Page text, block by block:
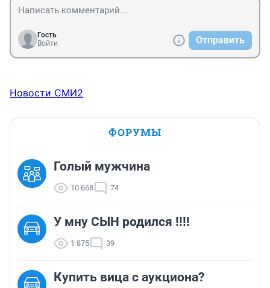
Гость
Войти
Отправить
Новости СМИ2
ФОРУМЫ
Голый мужчина
10 668 74
У мну СЫН родился !!!!
1 875 39
Купить вица с аукциона?